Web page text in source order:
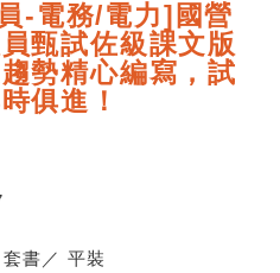
-電務/電力]國營
甄試佐級課文版
勢精心編寫，試
俱進！
套書 ／ 平裝